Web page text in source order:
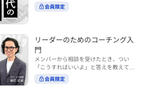
礎編（第1回〜3回）：リーダーやマネー
のリーダーシップや組織変革を中心に学
ぶコース ・機能別戦略編（第8回〜12
回）：AI時代における機能別での戦略の
あり方を中心に学ぶコース より実践的な
AIツールの活用法について学びたい方は
『AI WORK SHIFTシリーズ』をご視聴く
につけたい方 ※本動画は、制作時点の情
報に基づき作成したものです（2026年7
す。このコースでは、ソーシャルスタイ
し、自身のリーダーシップを発揮できる
ようになっていきます。 ※本動画は、制
作時点の情報に基づき作成したものです
（2024年12月制作）
い個としての力」“個人力”です。 本コー
スでは、澤円氏の著書『個人力』をもと
ーマは、「Being（ありたい自分）」を
中心に据え、自ら考え（Think）、変化
し（Transform）、協働する（Collabor
ate）ことで、自分らしい価値を発揮し
ていくこと。 リスキリングやAI活用が叫
ばれる今こそ、スキルより先に“自分の
軸”を問うことが重要です。 あなたは何
会員限定
リーダーのためのコーチング入
門
メンバーから相談を受けたとき、つい
「こうすればいいよ」と答えを教えてし
まう。 あるいは、「自分で考えてほし
い」と思うあまり、すべて任せきりにし
会員限定